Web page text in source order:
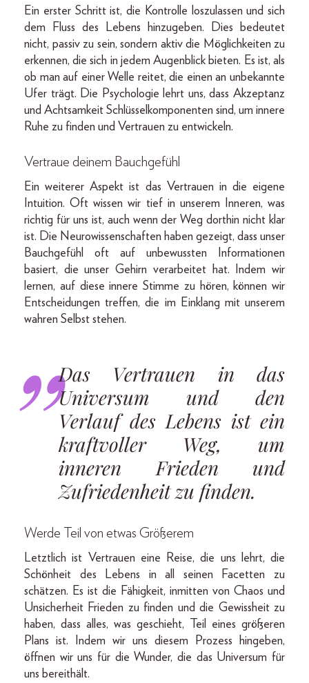
Ein erster Schritt ist, die Kontrolle loszulassen und sich
dem Fluss des Lebens hinzugeben. Dies bedeutet
nicht, passiv zu sein, sondern aktiv die Möglichkeiten zu
erkennen, die sich in jedem Augenblick bieten. Es ist, als
ob man auf einer Welle reitet, die einen an unbekannte
Ufer trägt. Die Psychologie lehrt uns, dass Akzeptanz
und Achtsamkeit Schlüsselkomponenten sind, um innere
Ruhe zu finden und Vertrauen zu entwickeln.
Vertraue deinem Bauchgefühl
Ein weiterer Aspekt ist das Vertrauen in die eigene
Intuition. Oft wissen wir tief in unserem Inneren, was
richtig für uns ist, auch wenn der Weg dorthin nicht klar
ist. Die Neurowissenschaften haben gezeigt, dass unser
Bauchgefühl oft auf unbewussten Informationen
basiert, die unser Gehirn verarbeitet hat. Indem wir
lernen, auf diese innere Stimme zu hören, können wir
Entscheidungen treffen, die im Einklang mit unserem
wahren Selbst stehen.
Das Vertrauen in das
Universum und den
Verlauf des Lebens ist ein
kraftvoller Weg, um
inneren Frieden und
Zufriedenheit zu finden.
Werde Teil von etwas Größerem
Letztlich ist Vertrauen eine Reise, die uns lehrt, die
Schönheit des Lebens in all seinen Facetten zu
schätzen. Es ist die Fähigkeit, inmitten von Chaos und
Unsicherheit Frieden zu finden und die Gewissheit zu
haben, dass alles, was geschieht, Teil eines größeren
Plans ist. Indem wir uns diesem Prozess hingeben,
öffnen wir uns für die Wunder, die das Universum für
uns bereithält.